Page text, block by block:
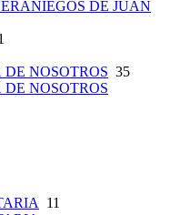
DE JUAN
NOSOTROS 35
NOSOTROS
11